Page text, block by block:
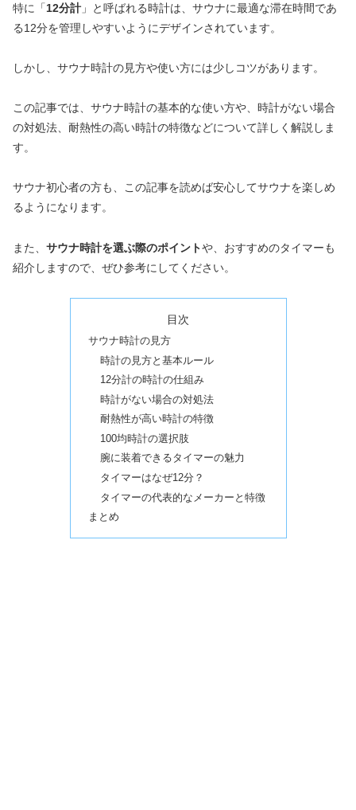
特に「12分計 」と呼ばれる時計は、サウナに最適な滞在時間であ
る12分を管理しやすいようにデザインされています。
しかし、サウナ時計の見方や使い方には少しコツがあります。
この記事では、サウナ時計の基本的な使い方や、時計がない場合
の対処法、耐熱性の高い時計の特徴などについて詳しく解説しま
す。
サウナ初心者の方も、この記事を読めば安心してサウナを楽しめ
るようになります。
また、 サウナ時計を選ぶ際のポイントや、おすすめのタイマーも
紹介しますので、ぜひ参考にしてください。
目次
サウナ時計の見方
時計の見方と基本ルール
12分計の時計の仕組み
時計がない場合の対処法
耐熱性が高い時計の特徴
100均時計の選択肢
腕に装着できるタイマーの魅力
タイマーはなぜ12分？
タイマーの代表的なメーカーと特徴
まとめ